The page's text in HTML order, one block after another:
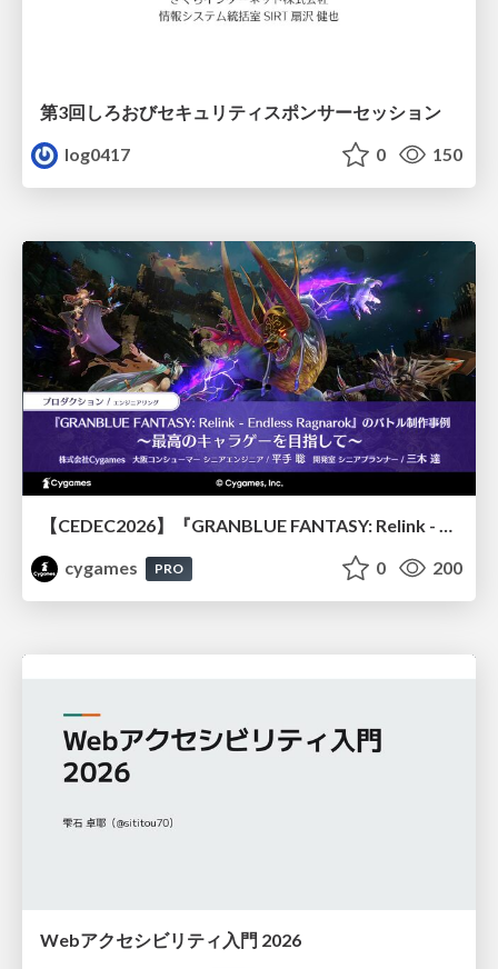
第3回しろおびセキュリティスポンサーセッション
log0417
0 150
【CEDEC2026】『GRANBLUE FANTASY: Relink - Endless Ragnarok』のバトル制作事例 ～最高のキャラゲーを目指して～
cygames
PRO 0 200
Webアクセシビリティ入門 2026